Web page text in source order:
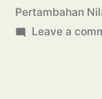
Pertambahan
Leave a